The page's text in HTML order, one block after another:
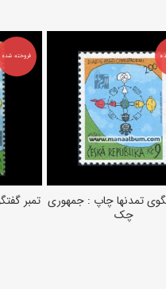
اطلاعات بیشتر
تمدنها چاپ : جمهوری
چک
فروخته شده
تمبر